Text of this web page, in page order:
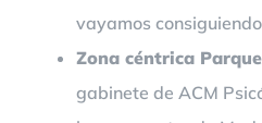
vayamos
Zona céntrica
gabinete de ACM